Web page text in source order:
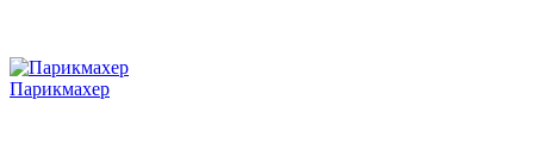
Парикмахер